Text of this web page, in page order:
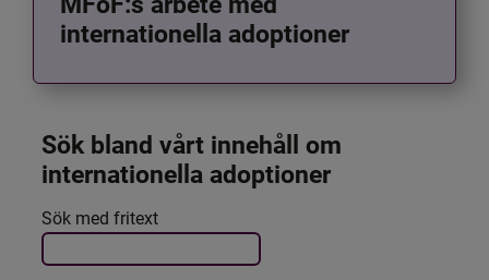
internationella adoptioner
Sök bland vårt innehåll om
internationella adoptioner
Filtrera resultatet
Det här formuläret postas automatiskt
Sök med fritext